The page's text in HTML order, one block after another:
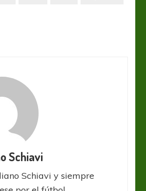
Schiavi
Schiavi y siempre